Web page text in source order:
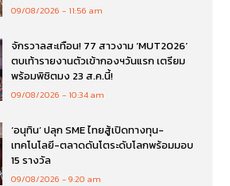
09/08/2026 11:56 am
จักรวาลสะเทือน! 77 สาวงาม ‘MUT2026’
ตบเท้ารายงานตัวเข้ากองฯวันแรก เตรียม
พร้อมพิชิตมง 23 ส.ค.นี้!
09/08/2026 10:34 am
‘อนุทิน’ ปลุก SME ไทยสู้เปิดทางทุน-
เทคโนโลยี-ตลาดดันโตระดับโลกพร้อมมอบ
15 รางวัล
09/08/2026 9:20 am